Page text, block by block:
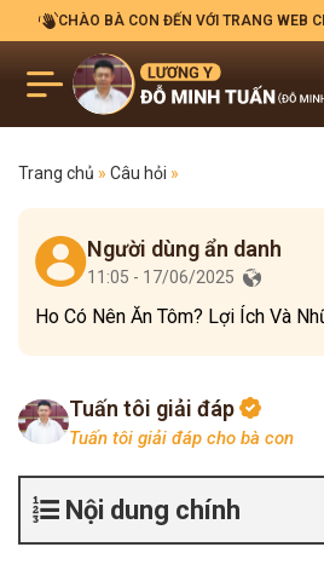
CHÀO BÀ CON ĐẾN VỚI TRANG WEB
Trang chủ » Câu hỏi »
Người dùng ẩn danh
11:05 - 17/06/2025
Ho Có Nên Ăn Tôm? Lợi Ích Và
Tuấn tôi giải đáp
Tuấn tôi giải đáp cho bà con
Nội dung chính